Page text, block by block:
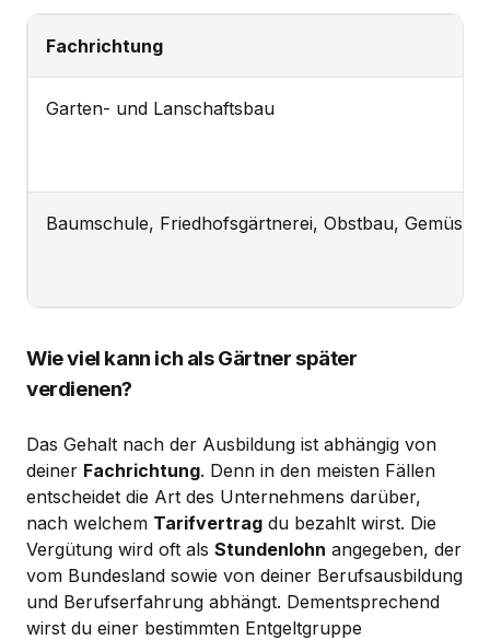
Fachrichtung
Garten- und Lanschaftsbau
Baumschule, Friedhofsgärtnerei, Obstbau,
Wie viel kann ich als Gärtner später
verdienen?
Das Gehalt nach der Ausbildung ist abhängig von
deiner Fachrichtung. Denn in den meisten Fällen
entscheidet die Art des Unternehmens darüber,
nach welchem Tarifvertrag du bezahlt wirst. Die
Vergütung wird oft als Stundenlohn angegeben, der
vom Bundesland sowie von deiner Berufsausbildung
und Berufserfahrung abhängt. Dementsprechend
wirst du einer bestimmten Entgeltgruppe